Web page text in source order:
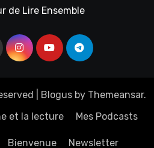
de Lire Ensemble
Blogusby Themeansar.
et la lecture Mes Podcasts
Bienvenue Newsletter